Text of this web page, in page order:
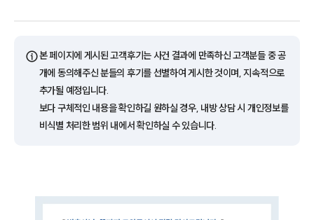
ⓘ본 페이지에 게시된 고객후기는 사건 결과에 만족하신 고객분들 중 공
개에 동의해주신 분들의 후기를 선별하여 게시한 것이며, 지속적으로
추가될 예정입니다.
보다 구체적인 내용을 확인하길 원하실 경우, 내방 상담 시 개인정보를
비식별 처리한 범위 내에서 확인하실 수 있습니다.